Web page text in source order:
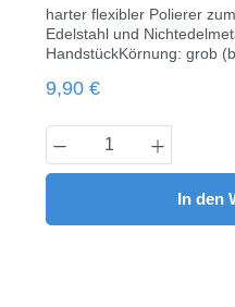
harter flexibler Polierer
Edelstahl und
HandstückKörnung: grob
Regulärer Preis:
9,90 €
Produkt Anzahl:
In den